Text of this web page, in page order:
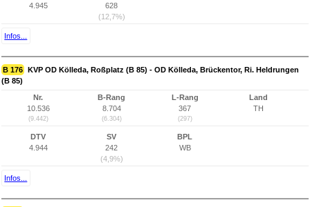
4.945
628
(12,7%)
Infos...
B 176 KVP OD Kölleda, Roßplatz (B 85) - OD Kölleda, Brückentor, Ri. Heldrungen
(B 85)
Nr.
10.536
(9.442)
B-Rang
8.704
(6.304)
L-Rang
367
(297)
Land
TH
DTV
4.944
SV
242
(4,9%)
BPL
WB
Infos...